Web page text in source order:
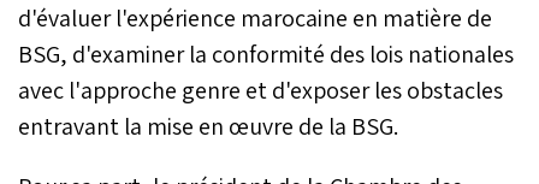
d'évaluer l'expérience marocaine en matière de
BSG, d'examiner la conformité des lois nationales
avec l'approche genre et d'exposer les obstacles
entravant la mise en œuvre de la BSG.